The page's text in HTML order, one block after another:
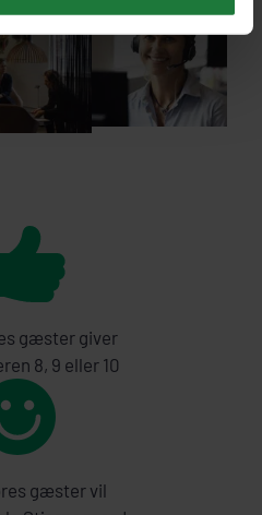
gæster giver
8, 9 eller 10
gæster vil